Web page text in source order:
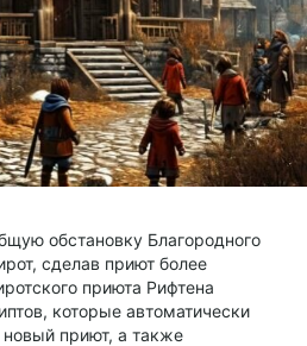
обстановку Благородного
сделав приют более
приюта Рифтена
которые автоматически
новый приют, а также